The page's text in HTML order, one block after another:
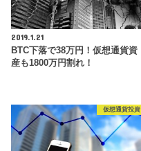
2019.1.21
BTC下落で38万円！仮想通貨資
産も1800万円割れ！
仮想通貨投資